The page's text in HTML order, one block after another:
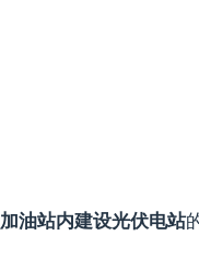
加油站内建设光伏电站